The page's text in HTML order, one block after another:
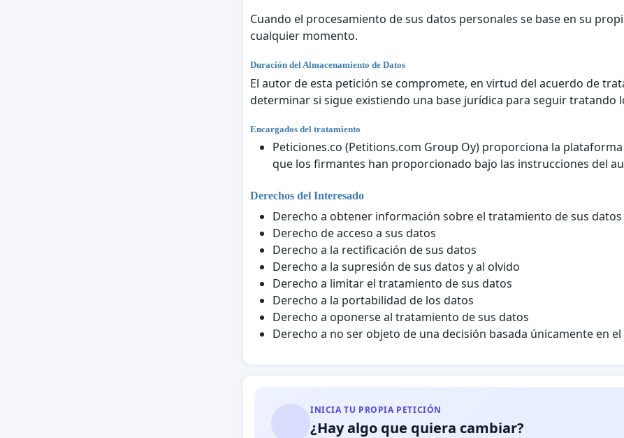
Cuando el procesamiento de sus datos personales se base en su
cualquier momento.
Duración del Almacenamiento de Datos
El autor de esta petición se compromete, en virtud del acuerdo de
determinar si sigue existiendo una base jurídica para seguir tratando
Encargados del tratamiento
Peticiones.co (Petitions.com Group Oy) proporciona la
que los firmantes han proporcionado bajo las instrucciones del
Derechos del Interesado
Derecho a obtener información sobre el tratamiento de sus
Derecho de acceso a sus datos
Derecho a la rectificación de sus datos
Derecho a la supresión de sus datos y al olvido
Derecho a limitar el tratamiento de sus datos
Derecho a la portabilidad de los datos
Derecho a oponerse al tratamiento de sus datos
Derecho a no ser objeto de una decisión basada únicamente en
INICIA TU PROPIA PETICIÓN
¿Hay algo que quiera cambiar?